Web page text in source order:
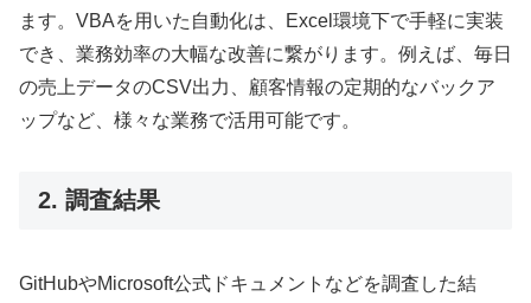
ます。VBAを用いた自動化は、Excel環境下で手軽に実装
でき、業務効率の大幅な改善に繋がります。例えば、毎日
の売上データのCSV出力、顧客情報の定期的なバックア
ップなど、様々な業務で活用可能です。
2. 調査結果
GitHubやMicrosoft公式ドキュメントなどを調査した結